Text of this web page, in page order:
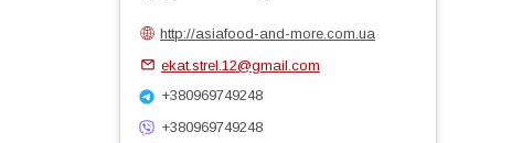
http://asiafood-and-more.com.ua
ekat.strel.12@gmail.com
+380969749248
+380969749248